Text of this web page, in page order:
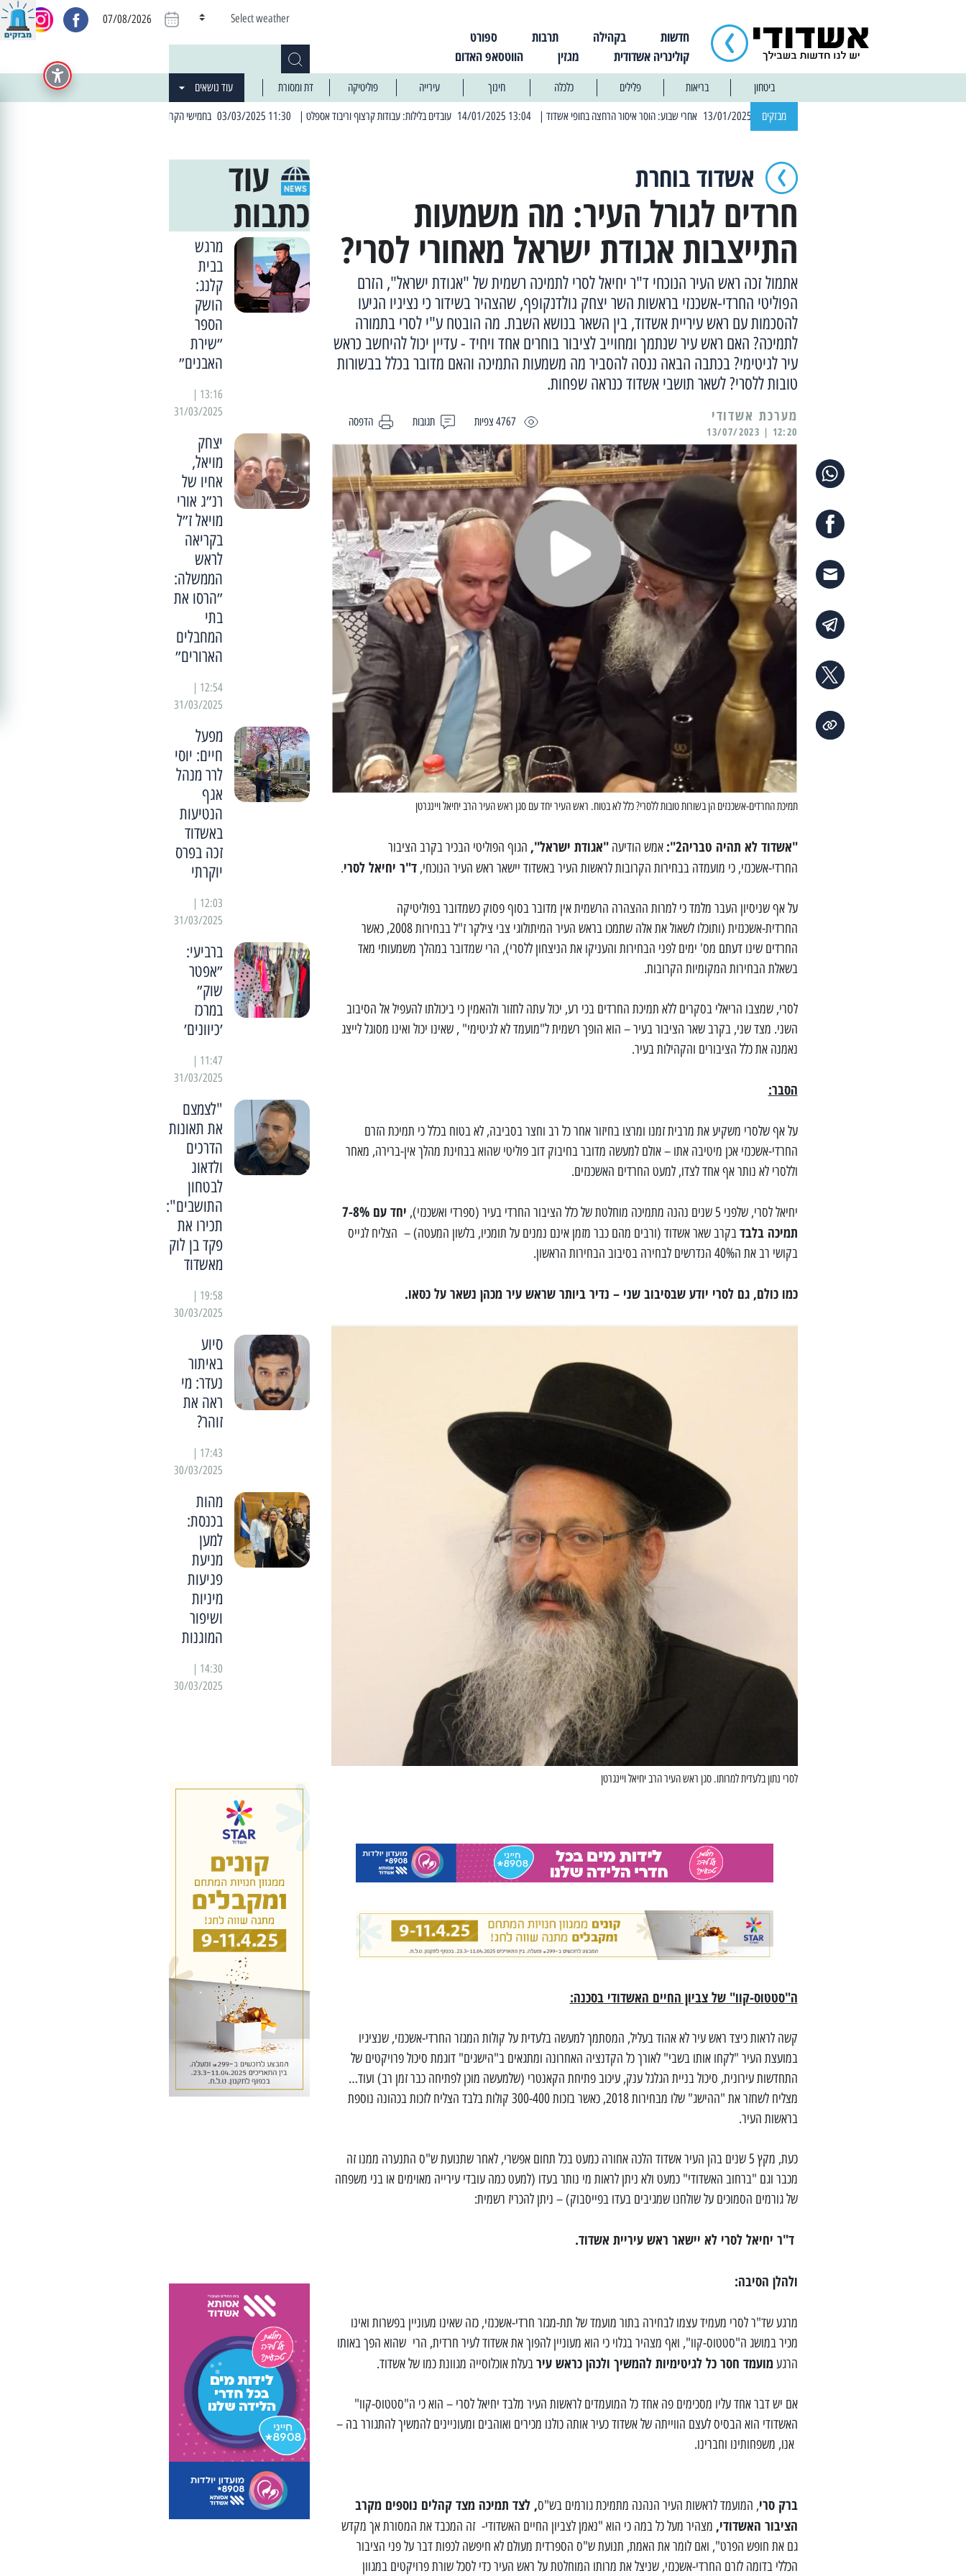
חדשות בקהילה תרבות
ספורט
קולינריה אשדודית
מגזין הווטסאפ האדום
Select weather
07/08/2026
ביטחון בריאות פלילים כלכלה חינוך עירייה פוליטיקה דת ומסורת עוד נושאים
מבזקים | 13:04 14/01/2025 עובדים בלילות: עבודות קרצוף וריבוד אספלט | 11:30 03/03/2025 בחמישי הקרוב: הרחובות בהם תהיה הפסקת חשמל יזומה
אשדוד בוחרת
חרדים לגורל העיר: מה משמעות
התייצבות אגודת ישראל מאחורי לסרי?
אתמול זכה ראש העיר הנוכחי ד"ר יחיאל לסרי לתמיכה רשמית של "אגודת ישראל", הזרם
הפוליטי החרדי-אשכנזי בראשות השר יצחק גולדנקופף, שהצהיר בשידור כי נציגיו הגיעו
להסכמות עם ראש עיריית אשדוד, בין השאר בנושא השבת. מה הובטח ע"י לסרי בתמורה
לתמיכה? האם ראש עיר שנתמך ומחוייב לציבור בוחרים אחד ויחיד - עדיין יכול להיחשב כראש
עיר לגיטימי? בכתבה הבאה ננסה להסביר מה משמעות התמיכה והאם מדובר בכלל בבשורות
טובות ללסרי? לשאר תושבי אשדוד כנראה שפחות.
4767 צפיות תגובות הדפסה מערכת אשדודי
12:20 | 13/07/2023
תמיכת החרדים-אשכנזים הן בשורות טובות ללסרי? כלל לא בטוח. ראש העיר יחד עם סגן ראש העיר הרב יחיאל ויינגרטן
"אשדוד לא תהיה טבריה2": אמש הודיעה"אגודת ישראל", הגוף הפוליטי הבכיר בקרב הציבור
החרדי-אשכנזי, כי מועמדה בבחירות הקרובות לראשות העיר באשדוד יישאר ראש העיר הנוכחי,ד"ר יחיאל לסרי.
על אף שניסיון העבר מלמד כי למרות ההצהרה הרשמית אין מדובר בסוף פסוק כשמדובר בפוליטיקה
החרדית-אשכנזית (ותוכלו לשאול את אלה שתמכו בראש העיר המיתולוגי צבי צילקר ז"ל בבחירות 2008, כאשר
החרדים שינו דעתם מס' ימים לפני הבחירות והעניקו את הניצחון ללסרי), הרי שמדובר במהלך משמעותי מאד
בשאלת הבחירות המקומיות הקרובות.
לסרי, שמצבו הריאלי בסקרים ללא תמיכת החרדים בכי רע, יכול עתה לחזור ולהאמין כי ביכולתו להעפיל אל הסיבוב
השני. מצד שני, בקרב שאר הציבור בעיר – הוא הופך רשמית ל"מועמד לא לגיטימי" , שאינו יכול ואינו מסוגל לייצג
נאמנה את כלל הציבורים והקהילות בעיר.
הסבר:
על אף שלסרי משקיע את מרבית זמנו ומרצו בחיזור אחר כל רב וחצר בסביבה, לא בטוח בכלל כי תמיכת הזרם
החרדי-אשכנזי אכן מיטיבה אתו – אולם למעשה מדובר בחיבוק דוב פוליטי שהוא בבחינת מהלך אין-ברירה, מאחר
וללסרי לא נותר אף אחד לצדו, למעט החרדים האשכנזים.
יחיאל לסרי, שלפני 5 שנים נהנה מתמיכה מוחלטת של כלל הציבור החרדי בעיר (ספרדי ואשכנזי),
יחד עם 7-8%
תמיכה בלבדבקרב שאר אשדוד (ורבים מהם כבר מזמן אינם נמנים על תומכיו, בלשון המעטה) – הצליח לגייס
בקושי רב את ה40% הנדרשים לבחירה בסיבוב הבחירות הראשון.
כמו כולם, גם לסרי יודע שבסיבוב שני – נדיר ביותר שראש עיר מכהן נשאר על כסאו.
לסרי נתון בלעדית למרותו. סגן ראש העיר הרב יחיאל ויינגרטן
ה"סטטוס-קוו" של צביון החיים האשדודי בסכנה:
קשה לראות כיצד ראש עיר לא אהוד בעליל, המסתמך למעשה בלעדית על קולות המגזר החרדי-אשכנזי, שנציגיו
במועצת העיר "לקחו אותו בשבי" לאורך כל הקדנציה האחרונה ומתגאים ב"הישגים" דוגמת סיכול פרויקטים של
התחדשות עירונית, סיכול בניית הגלגל ענק, עיכוב פתיחת הקאנטרי (שלמעשה מוכן לפתיחה כבר זמן רב) ועוד…
מצליח לשחזר את "ההישג" שלו מבחירות 2018, כאשר בזכות 300-400 קולות בלבד הצליח לזכות בכהונה נוספת
בראשות העיר.
כעת, מקץ 5 שנים בהן העיר אשדוד הלכה אחורה כמעט בכל תחום אפשרי, לאחר שתנועת ש"ס התנערה ממנו זה
מכבר וגם "ברחוב האשדודי" כמעט ולא ניתן לראות מי נותר בעדו (למעט כמה עובדי עירייה מאוימים או בני משפחה
של גורמים הסמוכים על שולחנו שמגיבים בעדו בפייסבוק) – ניתן להכריז רשמית:
ד"ר יחיאל לסרי לא יישאר ראש עיריית אשדוד.
ולהלן הסיבה:
מרגע שד"ר לסרי מעמיד עצמו לבחירה בתור מועמד של תת-מגזר חרדי-אשכנזי, כזה שאינו מעוניין בפשרות ואינו
מכיר במושג ה"סטטוס-קוו", ואף מצהיר בגלוי כי הוא מעוניין להפוך את אשדוד לעיר חרדית, הרי שהוא הפך באותו
הרגע מועמד חסר כל לגיטימיות להמשיך ולכהן כראש עירבעלת אוכלוסייה מגוונת כמו של אשדוד.
אם יש דבר אחד עליו מסכימים פה אחד כל המועמדים לראשות העיר מלבד יחיאל לסרי – הוא כי ה"סטטוס-קוו"
האשדודי הוא הבסיס לעצם הווייתה של אשדוד כעיר אותה כולנו מכירים ואוהבים ומעוניינים להמשיך להתגורר בה –
אנו, משפחותינו וחברינו.
ברק סרי, המועמד לראשות העיר הנהנה מתמיכת גורמים בש"ס, לצד תמיכה מצד קהלים נוספים מקרב
הציבור האשדודי, מצהיר מעל כל במה כי הוא "נאמן לצביון החיים האשדודי- זה המכבד את המסורת אך מקדש
גם את חופש הפרט", ואם לומר את האמת, תנועת ש"ס הספרדית מעולם לא חיפשה לכפות דבר על פני הציבור
הכללי בדומה לזרם החרדי-אשכנזי, שניצל את מרותו המוחלטת על ראש העיר כדי לסכל שורת פרויקטים במגוון
עוד
כתבות
מרגש
בבית
קלנג:
הושק
הספר
״שירת
האבנים״
31/03/2025
יצחק
מויאל,
אחיו של
רנ״ג אורי
מויאל ז״ל
בקריאה
לראש
הממשלה:
״הרסו את
בתי
המחבלים
הארורים״
31/03/2025
מפעל
חיים: יוסי
לרר מנהל
אגף
הנטיעות
באשדוד
זכה בפרס
יוקרתי
31/03/2025
ברביעי:
״אפטר
שוק״
במרכז
׳כיוונים׳
31/03/2025
"לצמצם
את תאונות
הדרכים
ולדאוג
לבטחון
התושבים":
תכירו את
פקד בן לוק
מאשדוד
30/03/2025
סיוע
באיתור
נעדר: מי
ראה את
זוהר?
30/03/2025
מהות
בכנסת:
למען
מניעת
פגיעות
מיניות
ושיפור
המוגנות
30/03/2025